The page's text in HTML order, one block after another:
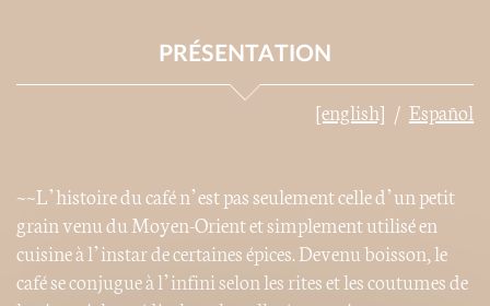
PRÉSENTATION
[english] Español
~~L’histoire du café n’est pas seulement celle d’un petit
grain venu du Moyen-Orient et simplement utilisé en
cuisine à l’instar de certaines épices. Devenu boisson, le
café se conjugue à l’infini selon les rites et les coutumes de